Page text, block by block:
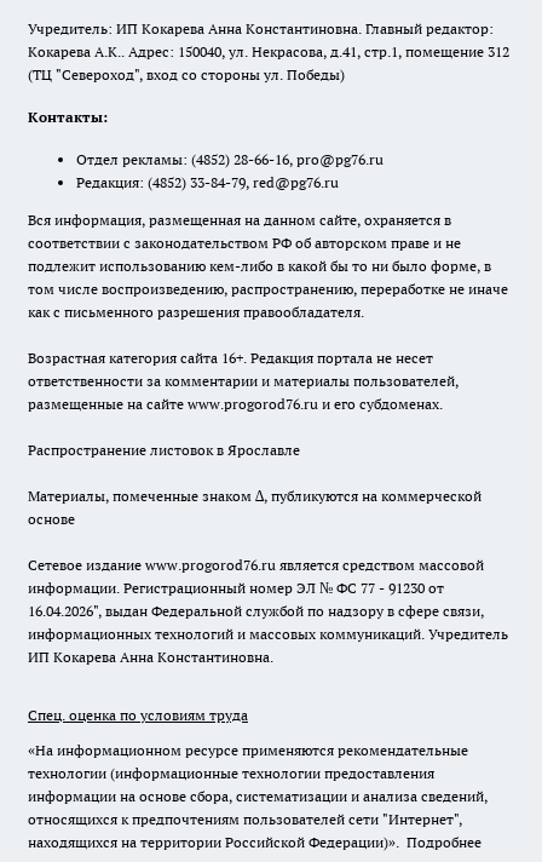
Учредитель: ИП Кокарева Анна Константиновна. Главный редактор:
Кокарева А.К.. Адрес: 150040, ул. Некрасова, д.41, стр.1, помещение 312
(ТЦ "Североход", вход со стороны ул. Победы)
Контакты:
Отдел рекламы: (4852) 28-66-16, pro@pg76.ru
Редакция: (4852) 33-84-79, red@pg76.ru
Вся информация, размещенная на данном сайте, охраняется в
соответствии с законодательством РФ об авторском праве и не
подлежит использованию кем-либо в какой бы то ни было форме, в
том числе воспроизведению, распространению, переработке не иначе
как с письменного разрешения правообладателя.
Возрастная категория сайта 16+. Редакция портала не несет
ответственности за комментарии и материалы пользователей,
размещенные на сайте www.progorod76.ru и его субдоменах.
Распространение листовок в Ярославле
Материалы, помеченные знаком ∆, публикуются на коммерческой
основе
Сетевое издание www.progorod76.ru является средством массовой
информации. Регистрационный номер ЭЛ № ФС 77 - 91230 от
16.04.2026", выдан Федеральной службой по надзору в сфере связи,
информационных технологий и массовых коммуникаций. Учредитель
ИП Кокарева Анна Константиновна.
Спец. оценка по условиям труда
«На информационном ресурсе применяются рекомендательные
технологии (информационные технологии предоставления
информации на основе сбора, систематизации и анализа сведений,
относящихся к предпочтениям пользователей сети "Интернет",
находящихся на территории Российской Федерации)». Подробнее